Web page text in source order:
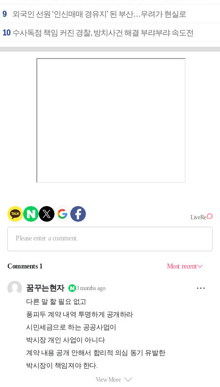
9 외국인 선원 ‘인신매매 경유지’ 된 부산…우려가 현실로
10 수사독점 책임 커진 경찰, 방치사건 해결 부랴부랴 속도전